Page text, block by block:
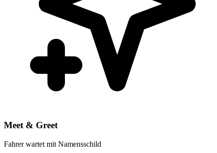
Meet & Greet
Fahrer wartet mit Namensschild